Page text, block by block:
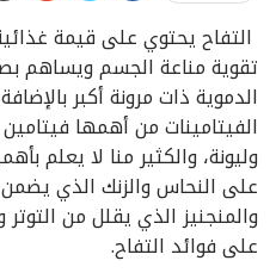
التفاح يحتوي على قيمة
تقوية مناعة الجسم ويساهم
الدموية ذات مرونة أكبر
الفيتامينات من أهمها
وليونة، والكثير منا لا يعلم
على النحاس والزنك الذي يضمن
والمنجنيز الذي يقلل من
على فوائد التفاح.